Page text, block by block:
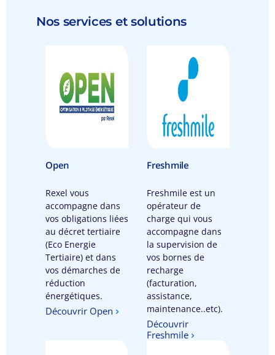
Nos services et solutions
Open
Rexel vous
accompagne dans
vos obligations liées
au décret tertiaire
(Eco Energie
Tertiaire) et dans
vos démarches de
réduction
énergétiques.
Découvrir Open
Freshmile
Freshmile est un
opérateur de
charge qui vous
accompagne dans
la supervision de
vos bornes de
recharge
(facturation,
assistance,
maintenance..etc).
Découvrir
Freshmile